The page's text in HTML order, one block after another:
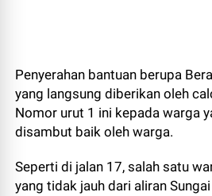
Penyerahan bantuan berupa
yang langsung diberikan oleh
Nomor urut 1 ini kepada warga
disambut baik oleh warga.
Seperti di jalan 17, salah satu
yang tidak jauh dari aliran